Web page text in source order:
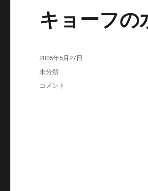
風
呂
ク
リ
ッ
と
キョーフの
投
稿
日:
2005年5月27日
カ
ゴ
未分類
キ
コメント